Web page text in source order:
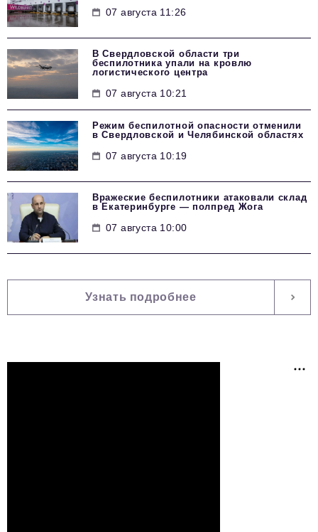
07 августа 11:26
В Свердловской области три
беспилотника упали на кровлю
логистического центра
07 августа 10:21
Режим беспилотной опасности отменили
в Свердловской и Челябинской областях
07 августа 10:19
Вражеские беспилотники атаковали склад
в Екатеринбурге — полпред Жога
07 августа 10:00
Узнать подробнее